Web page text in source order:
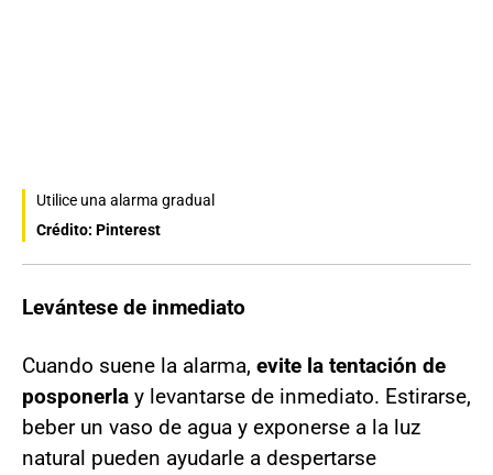
Utilice una alarma gradual
Crédito: Pinterest
Levántese de inmediato
Cuando suene la alarma, evite la tentación de
posponerla y levantarse de inmediato. Estirarse,
beber un vaso de agua y exponerse a la luz
natural pueden ayudarle a despertarse